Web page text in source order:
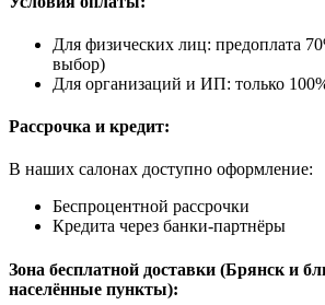
Для физических лиц: предоплата
выбор)
Для организаций и ИП: только
Рассрочка и кредит:
В наших салонах доступно оформление:
Беспроцентной рассрочки
Кредита через банки-партнёры
Зона бесплатной доставки (Брянск и
населённые пункты):